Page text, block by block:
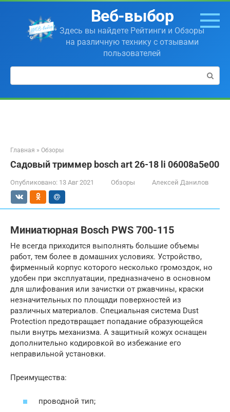
Перейти
контенту
Веб-выбор
Здесь вы найдете Рейтинги и Обзоры
на различную технику с отзывами
пользователей
Поиск:
Главная » Обзоры
Садовый триммер bosch art 26-18 li 06008a5e00
Опубликовано: 13 Авг 2021 Обзоры Алексей Данилов
Миниатюрная Bosch PWS 700-115
Не всегда приходится выполнять большие объемы
работ, тем более в домашних условиях. Устройство,
фирменный корпус которого несколько громоздок, но
удобен при эксплуатации, предназначено в основном
для шлифования или зачистки от ржавчины, краски
незначительных по площади поверхностей из
различных материалов. Специальная система Dust
Protection предотвращает попадание образующейся
пыли внутрь механизма. А защитный кожух оснащен
дополнительно кодировкой во избежание его
неправильной установки.
Преимущества:
проводной тип;